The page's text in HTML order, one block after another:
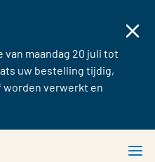
van maandag 20 juli tot
uw bestelling tijdig,
worden verwerkt en